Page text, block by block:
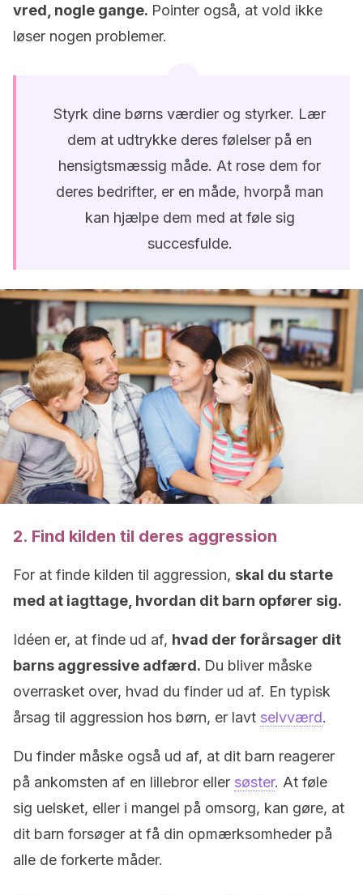
vred, nogle gange. Pointer også, at vold ikke
løser nogen problemer.
Styrk dine børns værdier og styrker. Lær
dem at udtrykke deres følelser på en
hensigtsmæssig måde. At rose dem for
deres bedrifter, er en måde, hvorpå man
kan hjælpe dem med at føle sig
succesfulde.
2. Find kilden til deres aggression
For at finde kilden til aggression, skal du starte
med at iagttage, hvordan dit barn opfører sig.
Idéen er, at finde ud af, hvad der forårsager dit
barns aggressive adfærd. Du bliver måske
overrasket over, hvad du finder ud af. En typisk
årsag til aggression hos børn, er lavt selvværd.
Du finder måske også ud af, at dit barn reagerer
på ankomsten af en lillebror eller søster. At føle
sig uelsket, eller i mangel på omsorg, kan gøre, at
dit barn forsøger at få din opmærksomheder på
alle de forkerte måder.